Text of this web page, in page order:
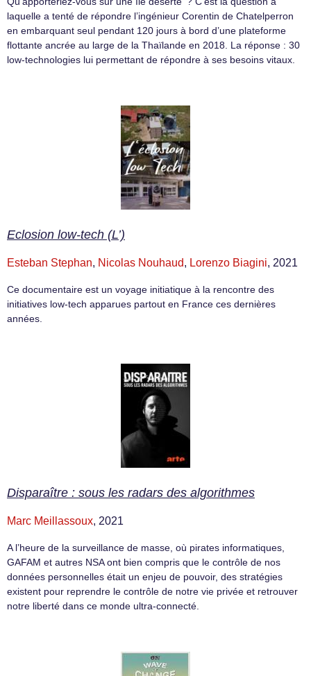
laquelle a tenté de répondre l’ingénieur Corentin de Chatelperron
en embarquant seul pendant 120 jours à bord d’une plateforme
flottante ancrée au large de la Thaïlande en 2018. La réponse : 30
low-technologies lui permettant de répondre à ses besoins vitaux.
Eclosion low-tech (L’)
Esteban Stephan, Nicolas Nouhaud, Lorenzo Biagini, 2021
Ce documentaire est un voyage initiatique à la rencontre des
initiatives low-tech apparues partout en France ces dernières
années.
Disparaître : sous les radars des algorithmes
Marc Meillassoux, 2021
A l’heure de la surveillance de masse, où pirates informatiques,
GAFAM et autres NSA ont bien compris que le contrôle de nos
données personnelles était un enjeu de pouvoir, des stratégies
existent pour reprendre le contrôle de notre vie privée et retrouver
notre liberté dans ce monde ultra-connecté.